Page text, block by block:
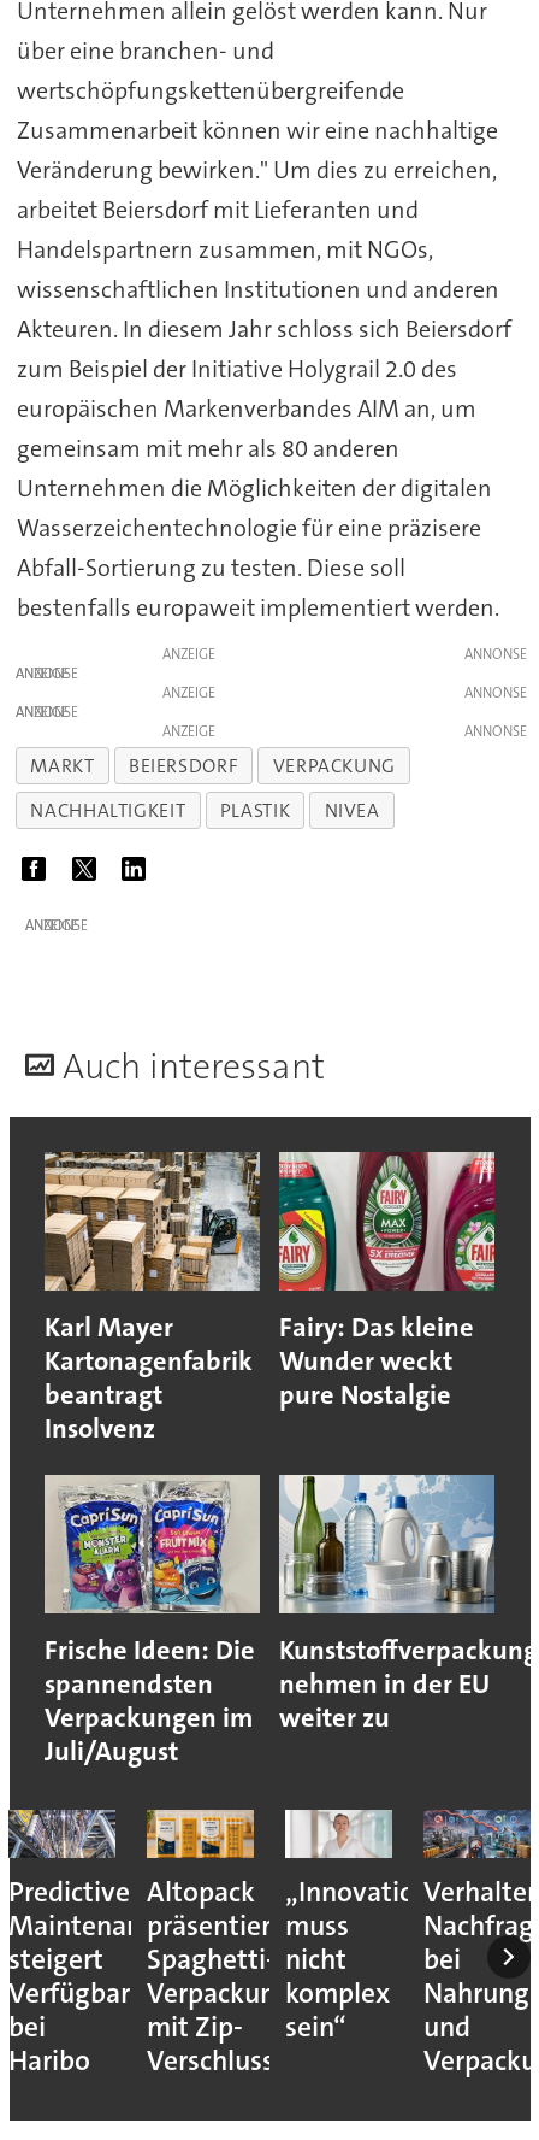
Unternehmen allein gelöst werden kann. Nur
über eine branchen- und
wertschöpfungskettenübergreifende
Zusammenarbeit können wir eine nachhaltige
Veränderung bewirken." Um dies zu erreichen,
arbeitet Beiersdorf mit Lieferanten und
Handelspartnern zusammen, mit NGOs,
wissenschaftlichen Institutionen und anderen
Akteuren. In diesem Jahr schloss sich Beiersdorf
zum Beispiel der Initiative Holygrail 2.0 des
europäischen Markenverbandes AIM an, um
gemeinsam mit mehr als 80 anderen
Unternehmen die Möglichkeiten der digitalen
Wasserzeichentechnologie für eine präzisere
Abfall-Sortierung zu testen. Diese soll
bestenfalls europaweit implementiert werden.
ANZEIGE
ANZEIGE
ANZEIGE
ANZEIGE
ANZEIGE
MARKT BEIERSDORF
VERPACKUNG
NACHHALTIGKEIT
PLASTIK NIVEA
ANZEIGE
Auch interessant
Karl Mayer
Kartonagenfabrik
beantragt
Insolvenz
Fairy: Das kleine
Wunder weckt
pure Nostalgie
Frische Ideen: Die
spannendsten
Verpackungen im
Juli/August
nehmen in der EU
weiter zu
Predictive
Maintenance
steigert
Verfügbarkeit
bei
Haribo
Altopack
präsentiert
Spaghetti-
Verpackung
mit Zip-
Verschluss
„Innovation
muss
nicht
komplex
sein“
bei
und